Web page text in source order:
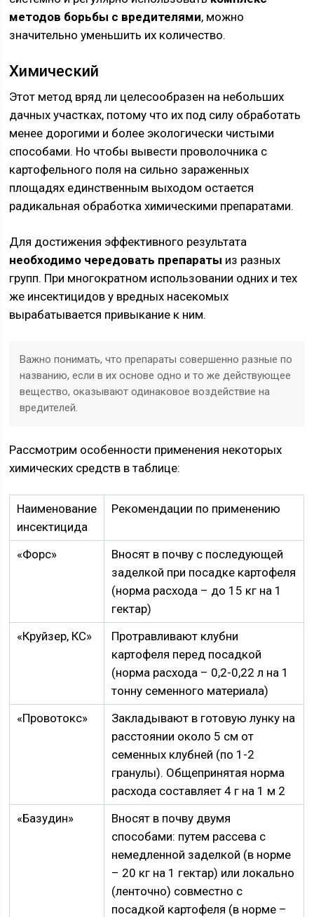
методов борьбы с вредителями, можно
значительно уменьшить их количество.
Химический
Этот метод вряд ли целесообразен на небольших
дачных участках, потому что их под силу обработать
менее дорогими и более экологически чистыми
способами. Но чтобы вывести проволочника с
картофельного поля на сильно зараженных
площадях единственным выходом остается
радикальная обработка химическими препаратами.
Для достижения эффективного результата
необходимо чередовать препараты из разных
групп. При многократном использовании одних и тех
же инсектицидов у вредных насекомых
вырабатывается привыкание к ним.
Важно понимать, что препараты совершенно разные по
названию, если в их основе одно и то же действующее
вещество, оказывают одинаковое воздействие на
вредителей.
Рассмотрим особенности применения некоторых
химических средств в таблице:
Наименование
инсектицида
Рекомендации по применению
«Форс»
Вносят в почву с последующей
заделкой при посадке картофеля
(норма расхода – до 15 кг на 1
гектар)
«Круйзер, КС»
Протравливают клубни
картофеля перед посадкой
(норма расхода – 0,2-0,22 л на 1
тонну семенного материала)
«Провотокс»
Закладывают в готовую лунку на
расстоянии около 5 см от
семенных клубней (по 1-2
гранулы). Общепринятая норма
расхода составляет 4 г на 1 м 2
«Базудин»
Вносят в почву двумя
способами: путем рассева с
немедленной заделкой (в норме
– 20 кг на 1 гектар) или локально
(ленточно) совместно с
посадкой картофеля (в норме –